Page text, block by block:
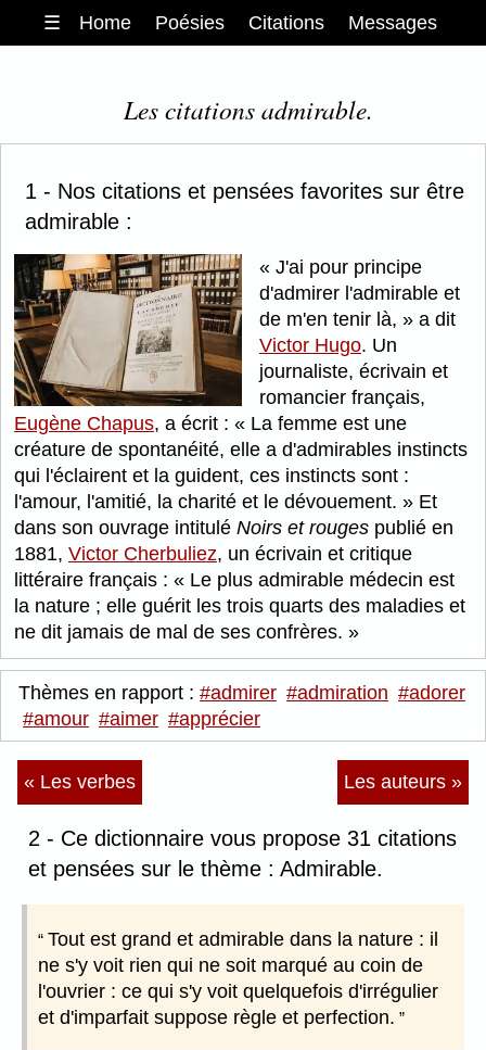
☰ Home Poésies Citations Messages
Les citations admirable.
1 - Nos citations et pensées favorites sur être
admirable :
J'ai pour principe
d'admirer l'admirable et
de m'en tenir là,
a dit
Victor Hugo. Un
journaliste, écrivain et
romancier français,
Eugène Chapus, a écrit :
La femme est une
créature de spontanéité, elle a d'admirables instincts
qui l'éclairent et la guident, ces instincts sont :
l'amour, l'amitié, la charité et le dévouement.
Et
dans son ouvrage intitulé Noirs et rouges publié en
1881, Victor Cherbuliez, un écrivain et critique
littéraire français :
Le plus admirable médecin est
la nature ; elle guérit les trois quarts des maladies et
ne dit jamais de mal de ses confrères.
Thèmes en rapport : #admirer #admiration #adorer
#amour #aimer #apprécier
« Les verbes Les auteurs »
2 - Ce dictionnaire vous propose 31 citations
et pensées sur le thème : Admirable.
Tout est grand et admirable dans la nature : il
ne s'y voit rien qui ne soit marqué au coin de
l'ouvrier : ce qui s'y voit quelquefois d'irrégulier
et d'imparfait suppose règle et perfection.